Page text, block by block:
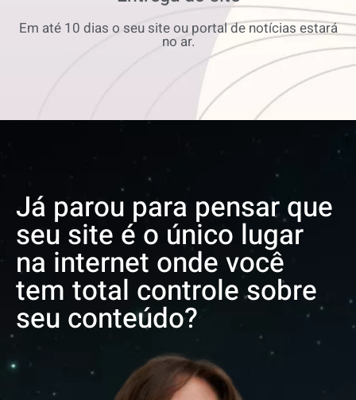
Em até 10 dias o seu site ou portal de notícias estará
no ar.
Já parou para pensar que
seu site é o único lugar
na internet onde você
tem total controle sobre
seu conteúdo?